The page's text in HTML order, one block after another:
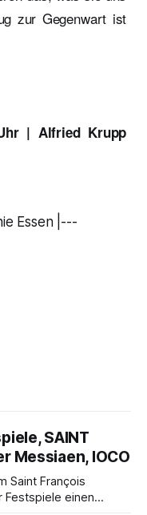
zur Gegenwart ist
| Alfried Krupp
Essen |---
SAINT
Messiaen, IOCO
Saint François
Festspiele einen